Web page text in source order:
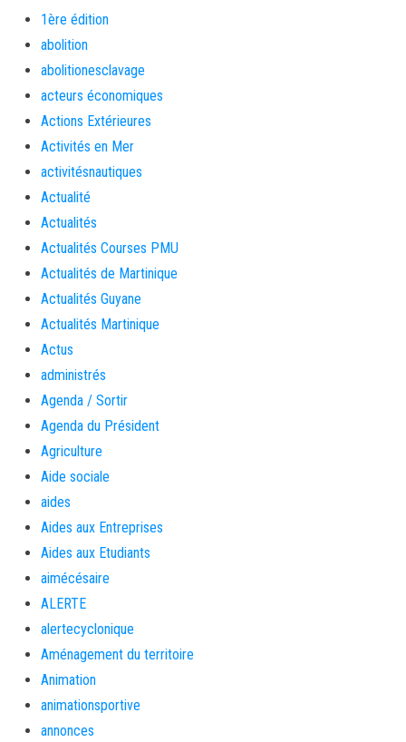
1ère édition
abolition
abolitionesclavage
acteurs économiques
Actions Extérieures
Activités en Mer
activitésnautiques
Actualité
Actualités
Actualités Courses PMU
Actualités de Martinique
Actualités Guyane
Actualités Martinique
Actus
administrés
Agenda / Sortir
Agenda du Président
Agriculture
Aide sociale
aides
Aides aux Entreprises
Aides aux Etudiants
aimécésaire
ALERTE
alertecyclonique
Aménagement du territoire
Animation
animationsportive
annonces